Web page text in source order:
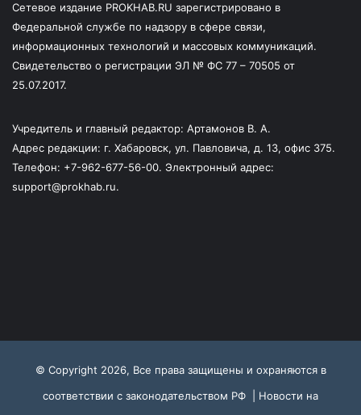
Сетевое издание PROKHAB.RU зарегистрировано в
Федеральной службе по надзору в сфере связи,
информационных технологий и массовых коммуникаций.
Свидетельство о регистрации ЭЛ № ФС 77 – 70505 от
25.07.2017.
Учредитель и главный редактор: Артамонов В. А.
Адрес редакции: г. Хабаровск, ул. Павловича, д. 13, офис 375.
Телефон: +7-962-677-56-00. Электронный адрес:
support@prokhab.ru.
© Copyright 2026, Все права защищены и охраняются в
соответствии с законодательством РФ | Новости на